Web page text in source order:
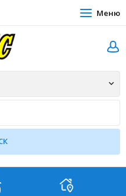
Меню